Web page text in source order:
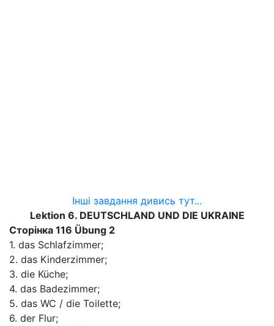
Інші завдання дивись тут...
Lektion 6. DEUTSCHLAND UND DIE UKRAINE
Сторінка 116 Übung 2
1. das Schlafzimmer;
2. das Kinderzimmer;
3. die Küche;
4. das Badezimmer;
5. das WC / die Toilette;
6. der Flur;